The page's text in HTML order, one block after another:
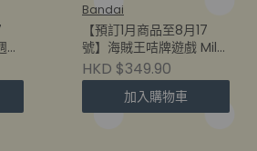
Bandai
【預訂1月商品至8月17
號】海賊王咭牌遊戲 Milk
Box 第二彈【AC-02】
(4582770123951)
HKD $349.90
加入購物車